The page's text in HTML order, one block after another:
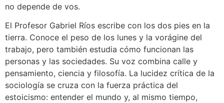
no depende de vos.
El Profesor Gabriel Ríos escribe con los dos pies en la
tierra. Conoce el peso de los lunes y la vorágine del
trabajo, pero también estudia cómo funcionan las
personas y las sociedades. Su voz combina calle y
pensamiento, ciencia y filosofía. La lucidez crítica de la
sociología se cruza con la fuerza práctica del
estoicismo: entender el mundo y, al mismo tiempo,